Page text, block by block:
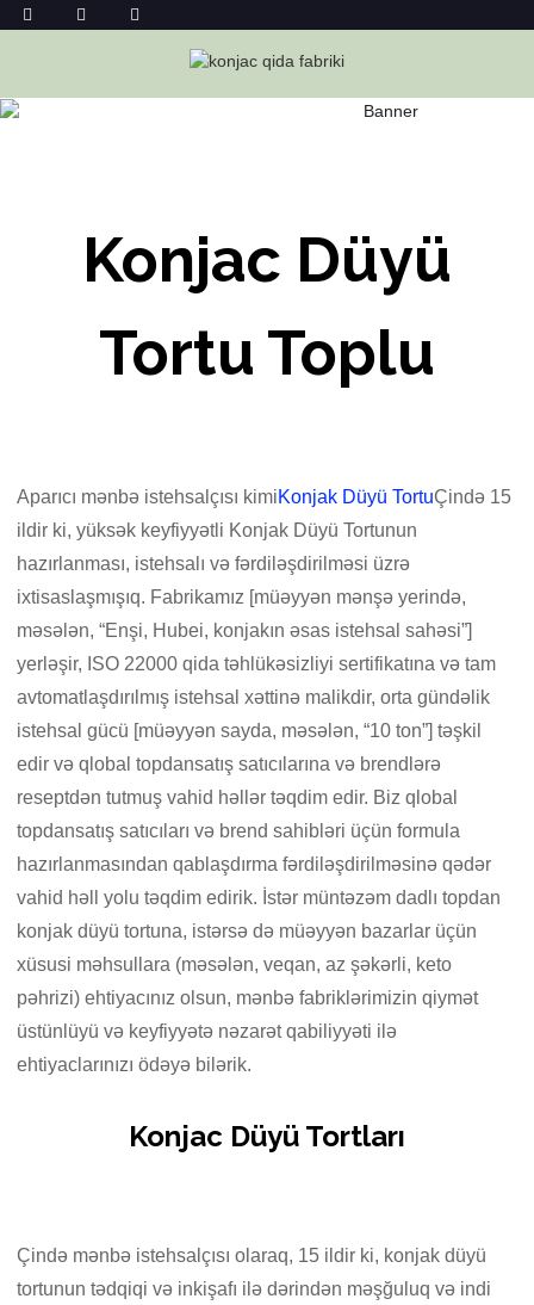
KONJAC DÜYÜ TORTU TOPDAN
Konjac Düyü
Tortu Toplu
Aparıcı mənbə istehsalçısı kimiKonjak Düyü TortuÇində 15
ildir ki, yüksək keyfiyyətli Konjak Düyü Tortunun
hazırlanması, istehsalı və fərdiləşdirilməsi üzrə
ixtisaslaşmışıq. Fabrikamız [müəyyən mənşə yerində,
məsələn, “Enşi, Hubei, konjakın əsas istehsal sahəsi”]
yerləşir, ISO 22000 qida təhlükəsizliyi sertifikatına və tam
avtomatlaşdırılmış istehsal xəttinə malikdir, orta gündəlik
istehsal gücü [müəyyən sayda, məsələn, “10 ton”] təşkil
edir və qlobal topdansatış satıcılarına və brendlərə
reseptdən tutmuş vahid həllər təqdim edir. Biz qlobal
topdansatış satıcıları və brend sahibləri üçün formula
hazırlanmasından qablaşdırma fərdiləşdirilməsinə qədər
vahid həll yolu təqdim edirik. İstər müntəzəm dadlı topdan
konjak düyü tortuna, istərsə də müəyyən bazarlar üçün
xüsusi məhsullara (məsələn, veqan, az şəkərli, keto
pəhrizi) ehtiyacınız olsun, mənbə fabriklərimizin qiymət
üstünlüyü və keyfiyyətə nəzarət qabiliyyəti ilə
ehtiyaclarınızı ödəyə bilərik.
Konjac Düyü Tortları
Çində mənbə istehsalçısı olaraq, 15 ildir ki, konjak düyü
tortunun tədqiqi və inkişafı ilə dərindən məşğuluq və indi